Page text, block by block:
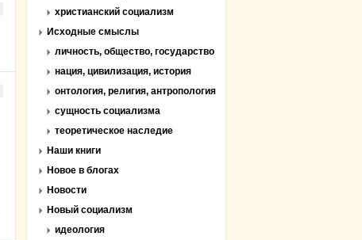
христианский социализм
Исходные смыслы
личность, общество, государство
нация, цивилизация, история
онтология, религия, антропология
сущность социализма
теоретическое наследие
Наши книги
Новое в блогах
Новости
Новый социализм
идеология